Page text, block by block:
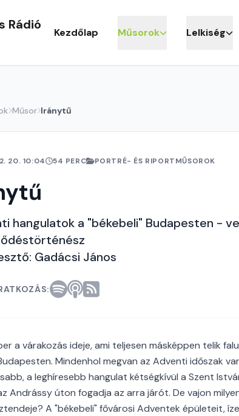
Rádió
Kezdőlap Műsorok Lelkiség
Műsor Iránytű
20. 10:04 54 PERC PORTRÉ- ÉS RIPORTMŰSOROK
hangulatok a "békebeli" Budapesten -
Gadácsi János
a várakozás ideje, ami teljesen másképpen telik
Mindenhol megvan az Adventi időszak
a leghíresebb hangulat kétségkívül a Szent
Andrássy úton fogadja az arra járót. De vajon
A "békebeli" fővárosi Adventek épületeit,